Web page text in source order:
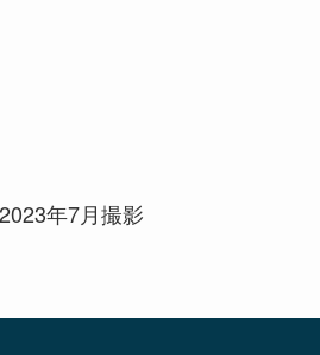
年7月撮影